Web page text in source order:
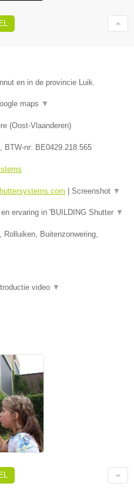
en in de provincie Luik.
maps ▼
(Oost-Vlaanderen)
, BTW-nr: BE0429.218.565
Screenshot ▼
ervaring in 'BUILDING Shutter ▼
Buitenzonwering,
video ▼